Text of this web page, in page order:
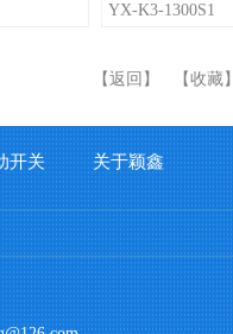
YX-K3-1300S1
【 收藏 】
【 返回 】
开关 关于颖鑫